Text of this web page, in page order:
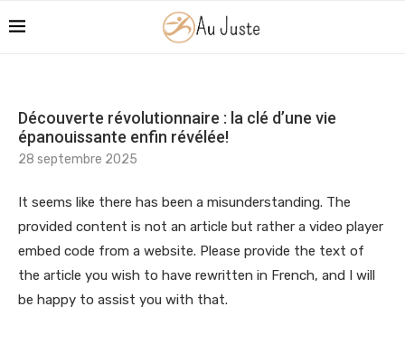
Découverte révolutionnaire : la clé d’une vie
épanouissante enfin révélée!
28 septembre 2025
It seems like there has been a misunderstanding. The
provided content is not an article but rather a video player
embed code from a website. Please provide the text of
the article you wish to have rewritten in French, and I will
be happy to assist you with that.